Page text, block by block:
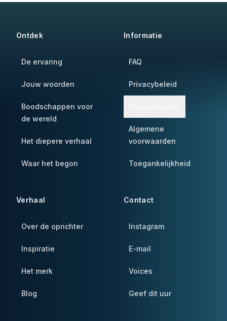
Ontdek
De ervaring
Jouw woorden
Boodschappen voor
de wereld
Het diepere verhaal
Waar het begon
Informatie
FAQ
Privacybeleid
Algemene
voorwaarden
Toegankelijkheid
Verhaal
Over de oprichter
Inspiratie
Het merk
Blog
Contact
Instagram
E-mail
Voices
Geef dit uur